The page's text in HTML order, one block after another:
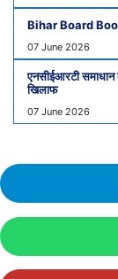
Bihar Board
07 June 2026
एनसीईआरटी समाधान
खिलाफ
07 June 2026